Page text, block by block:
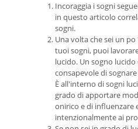
Incoraggia i sogni
in questo articolo
sogni.
Una volta che sei un
tuoi sogni, puoi
lucido. Un sogno
consapevole di
È all'interno di sogni
grado di apportare
onirico e di influenzare
intenzionalmente ai